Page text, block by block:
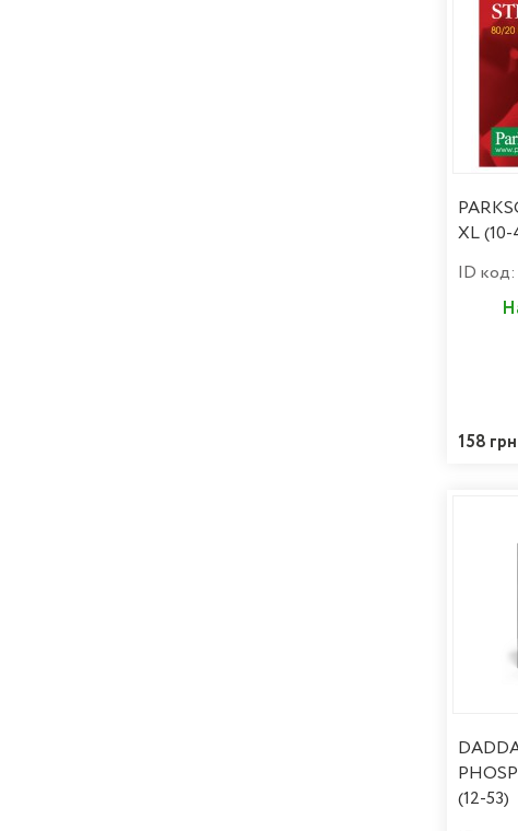
XL (10-
ID код:
158 грн
(12-53)